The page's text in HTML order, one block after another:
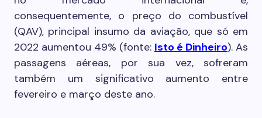
consequentemente, o preço do combustível
(QAV), principal insumo da aviação, que só em
2022 aumentou 49% (fonte: Isto é Dinheiro). As
passagens aéreas, por sua vez, sofreram
também um significativo aumento entre
fevereiro e março deste ano.